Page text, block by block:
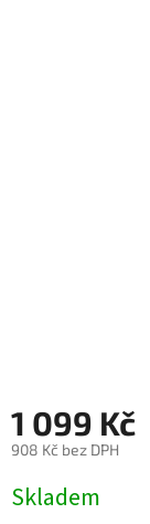
1 099 Kč
908 Kč bez DPH
cena:
Skladem